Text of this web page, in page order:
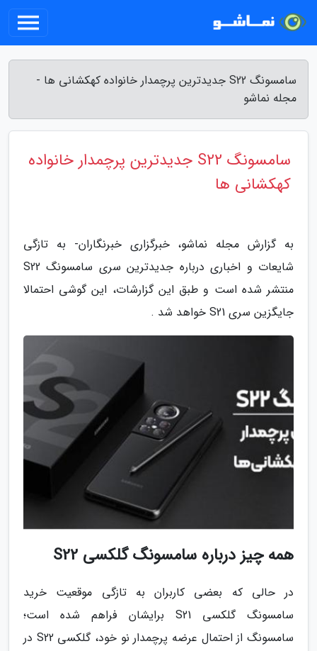
سامسونگ S22 جدیدترین پرچمدار خانواده کهکشانی ها -
مجله نماشو
سامسونگ S22 جدیدترین پرچمدار خانواده
کهکشانی ها
به گزارش مجله نماشو، خبرگزاری خبرنگاران- به تازگی
شایعات و اخباری درباره جدیدترین سری سامسونگ S22
منتشر شده است و طبق این گزارشات، این گوشی احتمالا
جایگزین سری S21 خواهد شد .
همه چیز درباره سامسونگ گلکسی S22
در حالی که بعضی کاربران به تازگی موقعیت خرید
سامسونگ گلکسی S21 برایشان فراهم شده است؛
سامسونگ از احتمال عرضه پرچمدار نو خود، گلکسی S22 در